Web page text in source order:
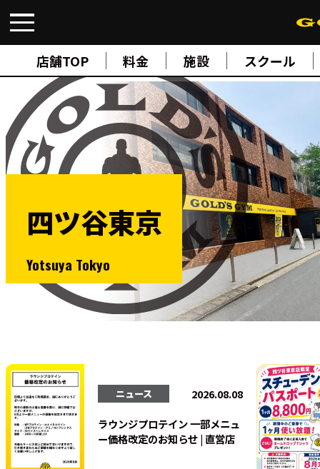
店舗TOP 料金 施設 スクール
FIND A GYM 店舗検索
ABOUT ゴールドジムについて
SUPPORT トレーニングサポート
SCHOOLスクール
STUDIOスタジオ
JOIN ご入会について
NEWSニュース
SHOPオンラインストア
法人会員
四ツ谷東京
Yotsuya Tokyo
ニュース 2026.08.08
ラウンジプロテイン 一部メニュ
ー価格改定のお知らせ | 直営店